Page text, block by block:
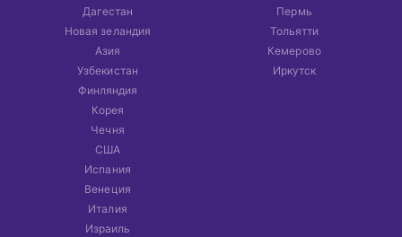
Дагестан
Новая зеландия
Азия
Узбекистан
Финляндия
Корея
Чечня
США
Испания
Венеция
Италия
Израиль
Пермь
Тольятти
Кемерово
Иркутск